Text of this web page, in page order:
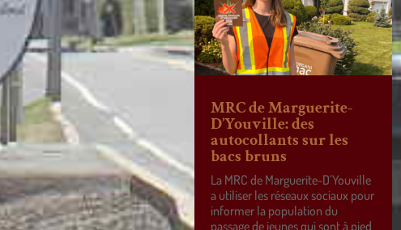
MRC de Marguerite-
D’Youville: des
autocollants sur les
bacs bruns
La MRC de Marguerite-D’Youville
a utiliser les réseaux sociaux pour
informer la population du
passage de jeunes qui sont à pied